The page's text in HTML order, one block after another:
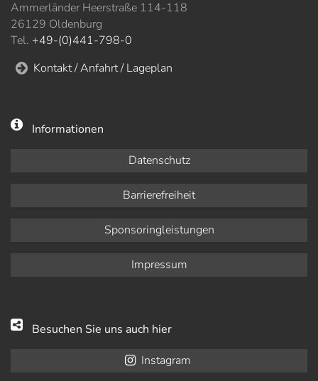
Ammerländer Heerstraße 114-118
26129 Oldenburg
Tel. +49-(0)441-798-0
Kontakt / Anfahrt / Lageplan
Informationen
Datenschutz
Barrierefreiheit
Sponsoringleistungen
Impressum
Besuchen Sie uns auch hier
Instagram